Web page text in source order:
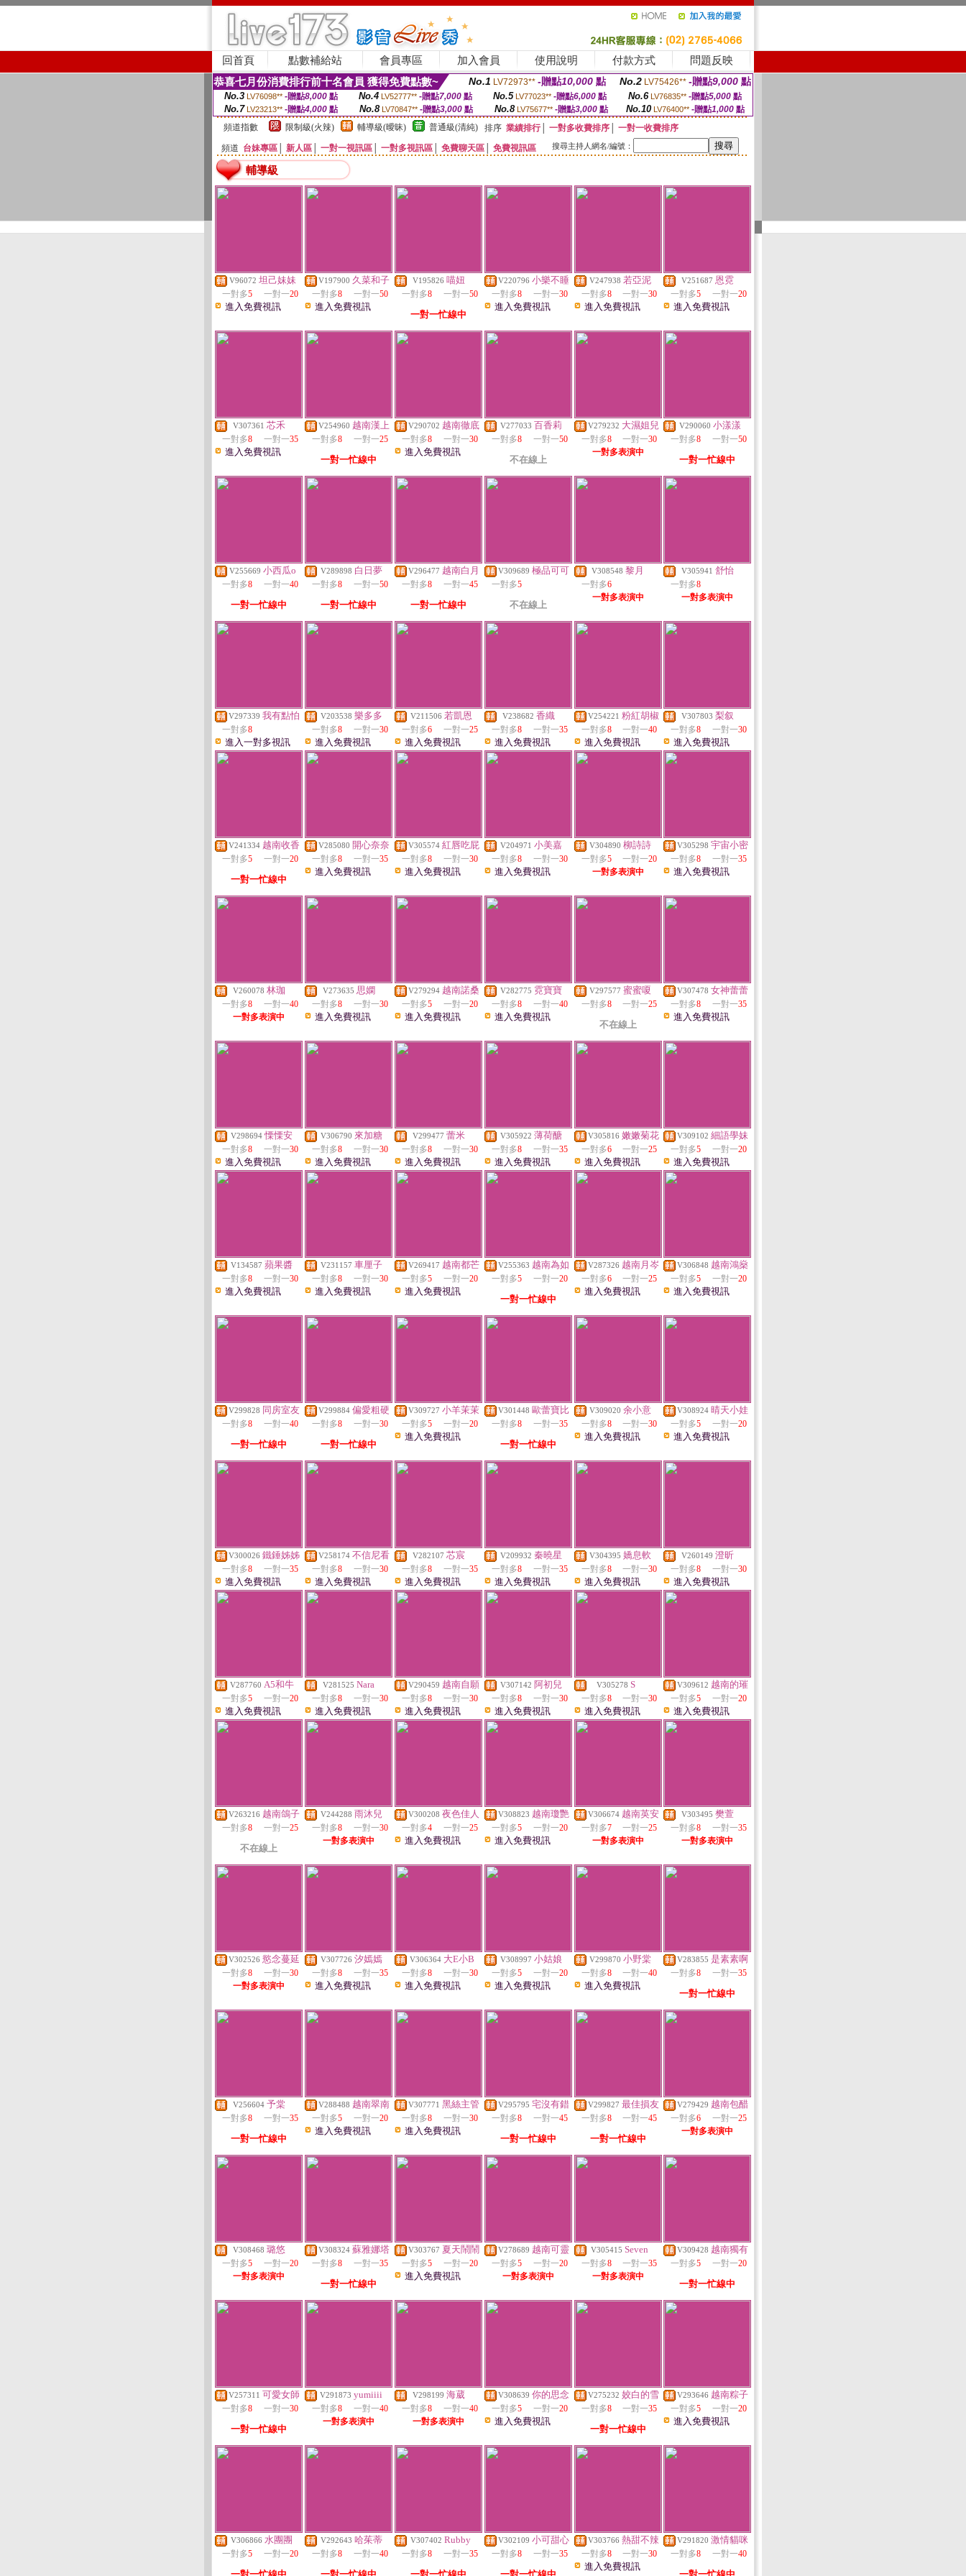
回首頁 點數補給站 會員專區 加入會員 使用說明 付款方式 問題反映
恭喜七月份消費排行前十名會員 獲得免費點數~ No.1 LV72973** -贈點10,000 點 No.2 LV75426** -贈點9,000 點
No.3 LV76098** -贈點8,000點 No.4 LV52777** -贈點7,000點 No.5 LV77023** -贈點6,000點 No.6 LV76835** -贈點5,000點
No.7 LV23213** -贈點4,000 點 No.8 LV70847** -贈點3,000 點 No.8 LV75677** -贈點3,000點 No.10 LV76400** -贈點1,000 點
頻道指數
限制級(火辣) 輔導級(曖昧) 普通級(清純) 排序 業績排行│ 一對多收費排序
一對一收費排序
頻道 台妹專區 新人區 一對一視訊區 一對多視訊區 免費聊天區 免費視訊區 搜尋主持人網名/編號：
輔導級
V96072 坦己妹妹
一對多5 一對一20
進入免費視訊
V197900 久菜和子
一對多8 一對一50
進入免費視訊
V195826 喵妞
一對多8 一對一50
一對一忙線中
V220796 小樂不睡
一對多8 一對一30
進入免費視訊
V247938 若亞泥
一對多8 一對一30
進入免費視訊
V251687 恩霓
一對多5 一對一20
進入免費視訊
V307361 芯禾
一對多8 一對一35
進入免費視訊
V254960 越南漢上
一對多8 一對一25
一對一忙線中
V290702 越南徹底
一對多8 一對一30
進入免費視訊
V277033 百香莉
一對多8 一對一50
不在線上
V279232 大濕姐兒
一對多8 一對一30
一對多表演中
V290060 小漾漾
一對多8 一對一50
一對一忙線中
V255669 小西瓜o
一對多8 一對一40
一對一忙線中
V289898 白日夢
一對多8 一對一50
一對一忙線中
V296477 越南白月
一對多8 一對一45
一對一忙線中
V309689 極品可可
一對多5
不在線上
V308548 黎月
一對多6
一對多表演中
V305941 舒怡
一對多8
一對多表演中
V297339 我有點怕
一對多8
進入一對多視訊
V203538 樂多多
一對多8 一對一30
進入免費視訊
V211506 若凱恩
一對多6 一對一25
進入免費視訊
V238682 香織
一對多8 一對一35
進入免費視訊
V254221 粉紅胡椒
一對多8 一對一40
進入免費視訊
V307803 梨叙
一對多8 一對一30
進入免費視訊
V241334 越南收香
一對多5 一對一20
一對一忙線中
V285080 開心奈奈
一對多8 一對一35
進入免費視訊
V305574 紅唇吃屁
一對多8 一對一30
進入免費視訊
V204971 小美嘉
一對多8 一對一30
進入免費視訊
V304890 柳詩詩
一對多5 一對一20
一對多表演中
V305298 宇宙小密
一對多8 一對一35
進入免費視訊
V260078 林珈
一對多8 一對一40
一對多表演中
V273635 思嫻
一對多8 一對一30
進入免費視訊
V279294 越南諾桑
一對多5 一對一20
進入免費視訊
V282775 霓寶寶
一對多8 一對一40
進入免費視訊
V297577 蜜蜜嗄
一對多8 一對一25
不在線上
V307478 女神蕾蕾
一對多8 一對一35
進入免費視訊
V298694 慄慄安
一對多8 一對一30
進入免費視訊
V306790 來加糖
一對多8 一對一30
進入免費視訊
V299477 蕾米
一對多8 一對一30
進入免費視訊
V305922 薄荷醣
一對多8 一對一35
進入免費視訊
V305816 嫩嫩菊花
一對多6 一對一25
進入免費視訊
V309102 細語學妹
一對多5 一對一20
進入免費視訊
V134587 蘋果醬
一對多8 一對一30
進入免費視訊
V231157 車厘子
一對多8 一對一30
進入免費視訊
V269417 越南都芒
一對多5 一對一20
進入免費視訊
V255363 越南為如
一對多5 一對一20
一對一忙線中
V287326 越南月岑
一對多6 一對一25
進入免費視訊
V306848 越南鴻燊
一對多5 一對一20
進入免費視訊
V299828 同房室友
一對多8 一對一40
一對一忙線中
V299884 偏愛粗硬
一對多8 一對一30
一對一忙線中
V309727 小羊茉茉
一對多5 一對一20
進入免費視訊
V301448 歐蕾寶比
一對多8 一對一35
一對一忙線中
V309020 余小意
一對多8 一對一30
進入免費視訊
V308924 晴天小娃
一對多5 一對一20
進入免費視訊
V300026 鐵錘姊姊
一對多8 一對一35
進入免費視訊
V258174 不信尼看
一對多8 一對一30
進入免費視訊
V282107 芯宸
一對多8 一對一35
進入免費視訊
V209932 秦曉星
一對多8 一對一35
進入免費視訊
V304395 嬌息軟
一對多8 一對一30
進入免費視訊
V260149 澄昕
一對多8 一對一30
進入免費視訊
V287760 A5和牛
一對多5 一對一20
進入免費視訊
V281525 Nara
一對多8 一對一30
進入免費視訊
V290459 越南自願
一對多8 一對一30
進入免費視訊
V307142 阿初兒
一對多8 一對一30
進入免費視訊
V305278 S
一對多8 一對一30
進入免費視訊
V309612 越南的璀
一對多5 一對一20
進入免費視訊
V263216 越南鴿子
一對多8 一對一25
不在線上
V244288 雨沐兒
一對多8 一對一30
一對多表演中
V300208 夜色佳人
一對多4 一對一25
進入免費視訊
V308823 越南瓊艷
一對多5 一對一20
進入免費視訊
V306674 越南英安
一對多7 一對一25
一對多表演中
V303495 樊萱
一對多8 一對一35
一對多表演中
V302526 慾念蔓延
一對多8 一對一30
一對多表演中
V307726 汐嫣嫣
一對多8 一對一35
進入免費視訊
V306364 大E小B
一對多8 一對一30
進入免費視訊
V308997 小姑娘
一對多5 一對一20
進入免費視訊
V299870 小野棠
一對多8 一對一40
進入免費視訊
V283855 是素素啊
一對多8 一對一35
一對一忙線中
V256604 予棠
一對多8 一對一35
一對一忙線中
V288488 越南翠南
一對多5 一對一20
進入免費視訊
V307771 黑絲主管
一對多8 一對一30
進入免費視訊
V295795 宅沒有錯
一對多8 一對一45
一對一忙線中
V299827 最佳損友
一對多8 一對一45
一對一忙線中
V279429 越南包醋
一對多6 一對一25
一對多表演中
V308468 璐悠
一對多5 一對一20
一對多表演中
V308324 蘇雅娜塔
一對多8 一對一35
一對一忙線中
V303767 夏天鬧鬧
一對多5 一對一20
進入免費視訊
V278689 越南可靈
一對多5 一對一20
一對多表演中
V305415 Seven
一對多8 一對一35
一對多表演中
V309428 越南獨有
一對多5 一對一20
一對一忙線中
V257311 可愛女師
一對多8 一對一30
一對一忙線中
V291873 yumiiii
一對多8 一對一40
一對多表演中
V298199 海葳
一對多8 一對一40
一對多表演中
V308639 你的思念
一對多5 一對一20
進入免費視訊
V275232 姣白的雪
一對多8 一對一35
一對一忙線中
V293646 越南粽子
一對多5 一對一20
進入免費視訊
V306866 水團團
一對多5 一對一20
V292643 哈茱蒂
一對多8 一對一40
V307402 Rubby
一對多8 一對一35
V302109 小可甜心
一對多8 一對一35
V303766 熱甜不辣
一對多8 一對一30
進入免費視訊
V291820 激情貓咪
一對多8 一對一40